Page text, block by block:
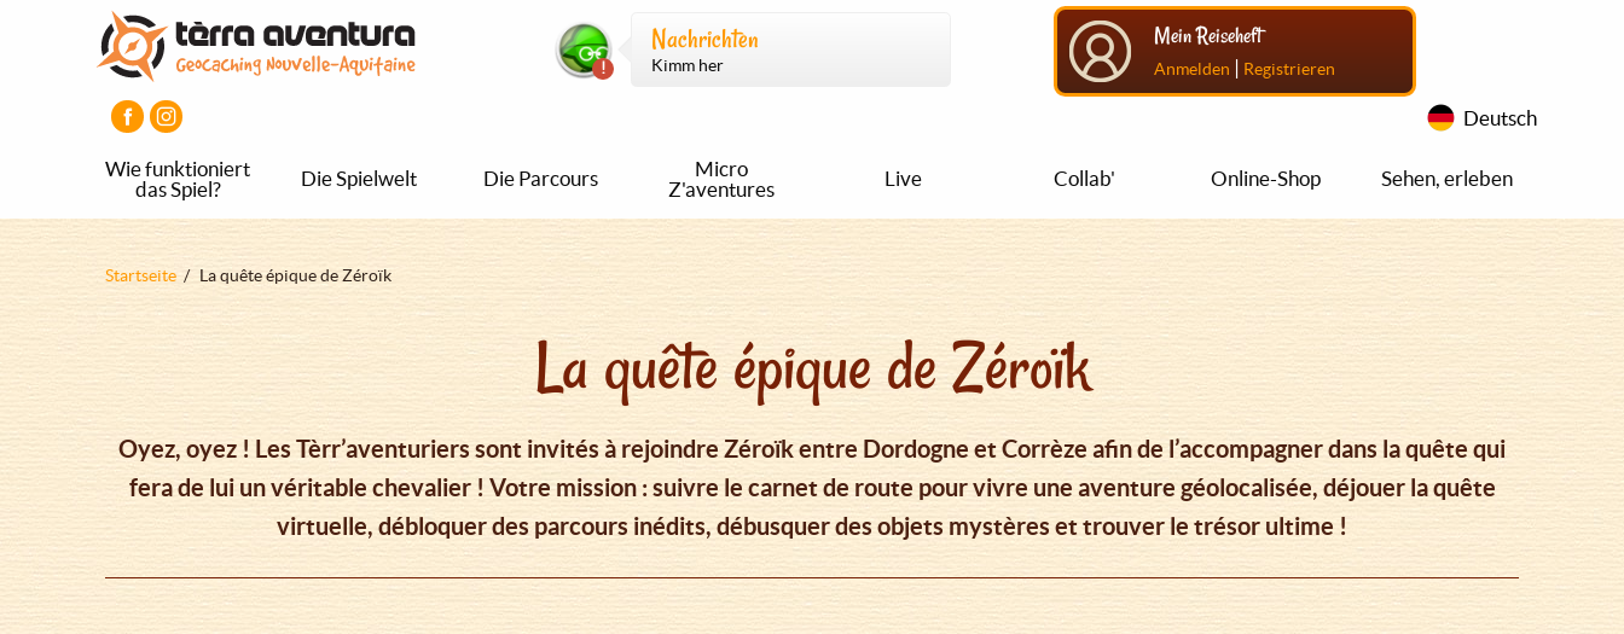
Nachrichten
Kimm her
Mein Reiseheft
Anmelden | Registrieren
Deutsch
Wie funktioniert
das Spiel?
Die Spielwelt Die Parcours
Micro
Z'aventures
Live Collab' Online-Shop Sehen, erleben
Pfadnavigation
Startseite La quête épique de Zéroïk
La quête épique de Zéroïk
Oyez, oyez ! Les Tèrr’aventuriers sont invités à rejoindre Zéroïk entre Dordogne et Corrèze afin de l’accompagner dans la quête qui
fera de lui un véritable chevalier ! Votre mission : suivre le carnet de route pour vivre une aventure géolocalisée, déjouer la quête
virtuelle, débloquer des parcours inédits, débusquer des objets mystères et trouver le trésor ultime !